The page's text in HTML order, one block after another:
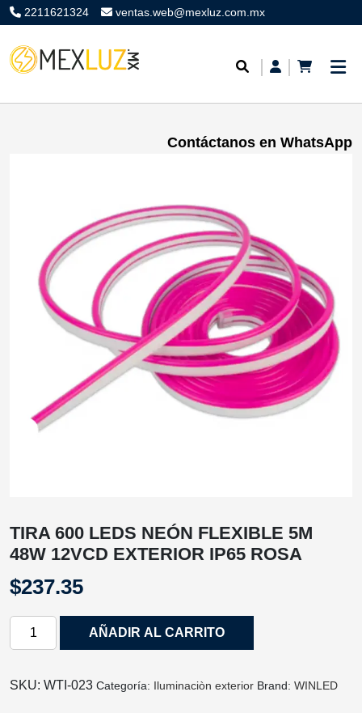
2211621324 ventas.web@mexluz.com.mx
Contáctanos en WhatsApp
TIRA 600 LEDS NEÓN FLEXIBLE 5M
48W 12VCD EXTERIOR IP65 ROSA
$237.35
TIRA
NEÓN
AÑADIR AL CARRITO
SKU: WTI‐023 Categoría: Iluminaciòn exterior Brand: WINLED